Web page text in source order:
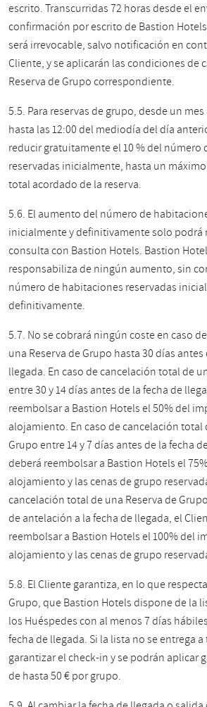
escrito. Transcurridas 72 horas desde el
confirmación por escrito de Bastion
será irrevocable, salvo notificación en
Cliente, y se aplicarán las condiciones de
Reserva de Grupo correspondiente.
5.5. Para reservas de grupo, desde un
hasta las 12:00 del mediodía del día
reducir gratuitamente el 10 % del número
reservadas inicialmente, hasta un
total acordado de la reserva.
5.6. El aumento del número de
inicialmente y definitivamente solo podrá
consulta con Bastion Hotels. Bastion
responsabiliza de ningún aumento, sin
número de habitaciones reservadas
definitivamente.
5.7. No se cobrará ningún coste en caso
una Reserva de Grupo hasta 30 días
llegada. En caso de cancelación total de
entre 30 y 14 días antes de la fecha de
reembolsar a Bastion Hotels el 50% del
alojamiento. En caso de cancelación total
Grupo entre 14 y 7 días antes de la fecha
deberá reembolsar a Bastion Hotels el
alojamiento y las cenas de grupo
cancelación total de una Reserva de
de antelación a la fecha de llegada, el
reembolsar a Bastion Hotels el 100% del
alojamiento y las cenas de grupo
5.8. El Cliente garantiza, en lo que
Grupo, que Bastion Hotels dispone de la
los Huéspedes con al menos 7 días
fecha de llegada. Si la lista no se entrega
garantizar el check-in y se podrán aplicar
de hasta 50 € por grupo.